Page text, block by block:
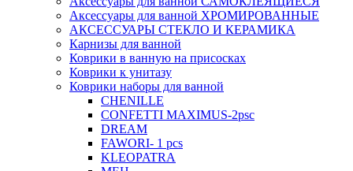
Аксессуары для ванной ХРОМИРОВАННЫЕ
АКСЕССУАРЫ СТЕКЛО И КЕРАМИКА
Карнизы для ванной
Коврики в ванную на присосках
Коврики к унитазу
Коврики наборы для ванной
CHENILLE
CONFETTI MAXIMUS-2psc
DREAM
FAWORI- 1 pcs
KLEOPATRA